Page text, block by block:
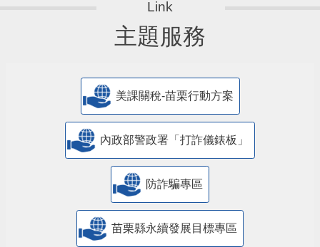
主題服務
美課關稅-苗栗行動方案
內政部警政署「打詐儀錶板」
防詐騙專區
苗栗縣永續發展目標專區